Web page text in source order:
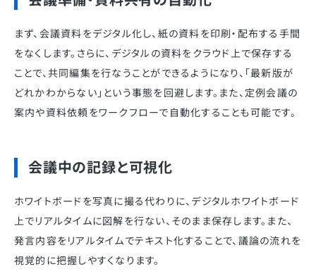
まず、会議資料をデジタル化し、紙の資料を印刷・配布する手間
をなくします。さらに、デジタルの資料をクラウド上で保存する
ことで、共同編集を行なうことができるようになり、「最新版が
どれかわからない」という事態を回避します。また、定例会議の
案内や資料依頼をワークフローで自動化することも可能です。
会議中の記録と可視化
ホワイトボードを写真に撮る代わりに、デジタルホワイトボード
上でリアルタイムに図解を行ない、そのまま保存します。また、
発言内容をリアルタイムでテキスト化することで、議論の流れを
視覚的に把握しやすくなります。